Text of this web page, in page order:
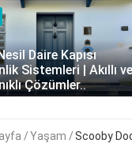
Daire Kapısı
Sistemleri | Akıllı ve
Çözümler..
Yaşam Scooby